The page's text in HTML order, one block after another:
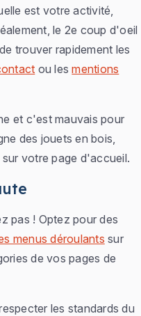
est votre activité,
le 2e coup d'oeil
trouver rapidement les
ou lesmentions
et c'est mauvais pour
des jouets en bois,
votre page d'accueil.
pas ! Optez pour des
menus déroulants sur
de vos pages de
les standards du